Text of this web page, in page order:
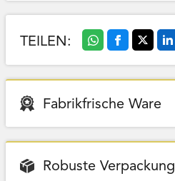
TEILEN:
Fabrikfrische Ware
Robuste Verpackung